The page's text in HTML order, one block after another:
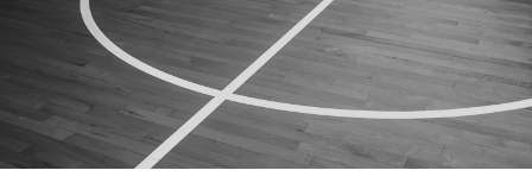
PROJETOS
LIGA BETCLIC MASCULINA
LIGA BETCLIC FEMININA